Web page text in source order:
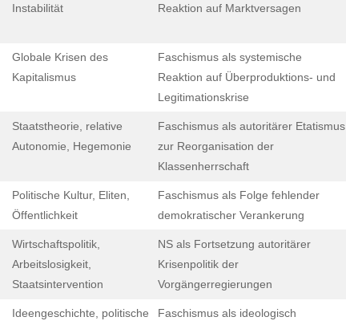
Instabilität
Reaktion auf Marktversagen
Globale Krisen des
Kapitalismus
Faschismus als systemische
Reaktion auf Überproduktions- und
Legitimationskrise
Staatstheorie, relative
Autonomie, Hegemonie
Faschismus als autoritärer Etatismus
zur Reorganisation der
Klassenherrschaft
Politische Kultur, Eliten,
Öffentlichkeit
Faschismus als Folge fehlender
demokratischer Verankerung
Wirtschaftspolitik,
Arbeitslosigkeit,
Staatsintervention
NS als Fortsetzung autoritärer
Krisenpolitik der
Vorgängerregierungen
Ideengeschichte, politische
Faschismus als ideologisch